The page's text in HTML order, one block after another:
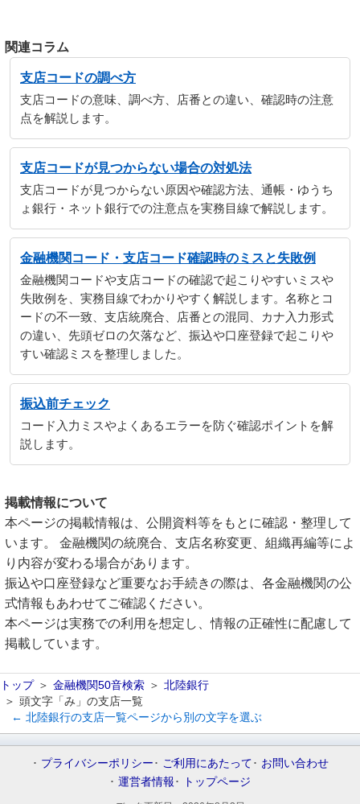
関連コラム
支店コードの調べ方
支店コードの意味、調べ方、店番との違い、確認時の注意
点を解説します。
支店コードが見つからない場合の対処法
支店コードが見つからない原因や確認方法、通帳・ゆうち
ょ銀行・ネット銀行での注意点を実務目線で解説します。
金融機関コード・支店コード確認時のミスと失敗例
金融機関コードや支店コードの確認で起こりやすいミスや
失敗例を、実務目線でわかりやすく解説します。名称とコ
ードの不一致、支店統廃合、店番との混同、カナ入力形式
の違い、先頭ゼロの欠落など、振込や口座登録で起こりや
すい確認ミスを整理しました。
振込前チェック
コード入力ミスやよくあるエラーを防ぐ確認ポイントを解
説します。
掲載情報について
本ページの掲載情報は、公開資料等をもとに確認・整理して
います。 金融機関の統廃合、支店名称変更、組織再編等によ
り内容が変わる場合があります。
振込や口座登録など重要なお手続きの際は、各金融機関の公
式情報もあわせてご確認ください。
本ページは実務での利用を想定し、情報の正確性に配慮して
掲載しています。
トップ 金融機関50音検索
北陸銀行
頭文字「み」の支店一覧
← 北陸銀行の支店一覧ページから別の文字を選ぶ
プライバシーポリシー ご利用にあたって
お問い合わせ
運営者情報
トップページ